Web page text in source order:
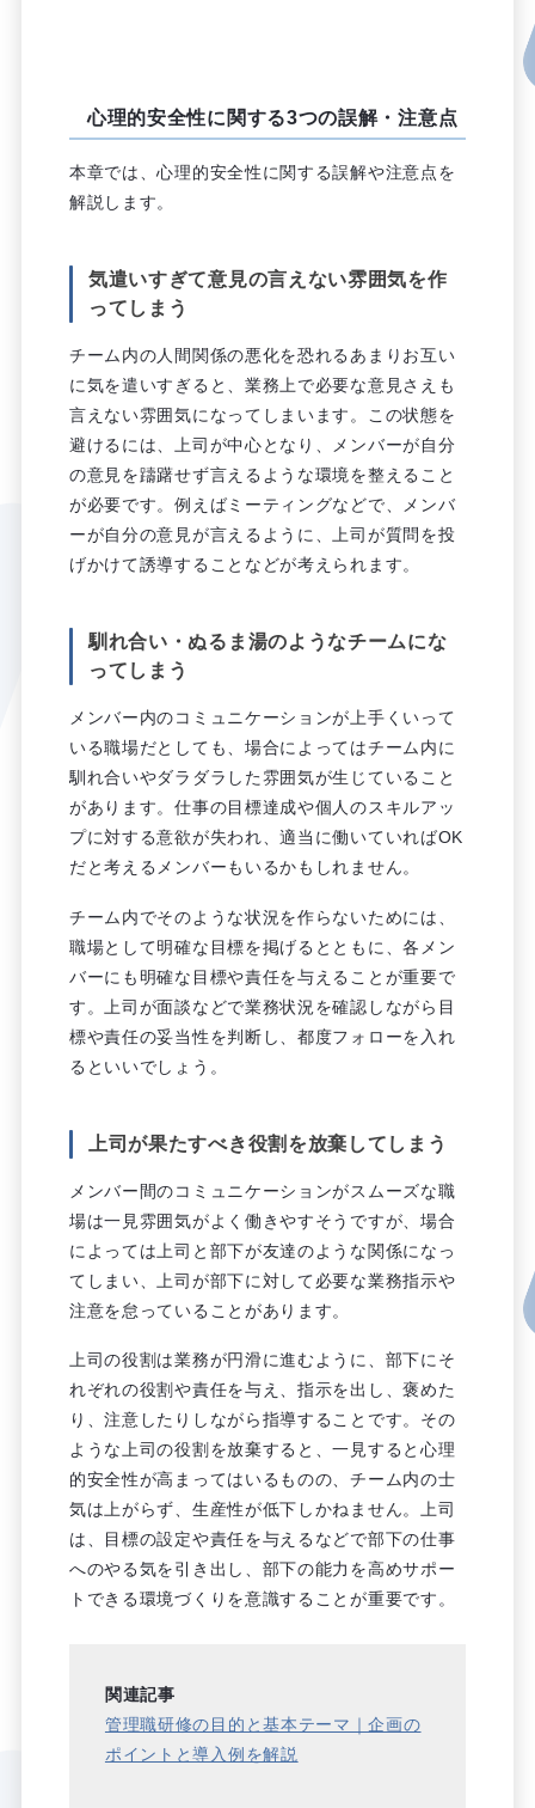
心理的安全性に関する3つの誤解・注意点
本章では、心理的安全性に関する誤解や注意点を
解説します。
気遣いすぎて意見の言えない雰囲気を作
ってしまう
チーム内の人間関係の悪化を恐れるあまりお互い
に気を遣いすぎると、業務上で必要な意見さえも
言えない雰囲気になってしまいます。この状態を
避けるには、上司が中心となり、メンバーが自分
の意見を躊躇せず言えるような環境を整えること
が必要です。例えばミーティングなどで、メンバ
ーが自分の意見が言えるように、上司が質問を投
げかけて誘導することなどが考えられます。
馴れ合い・ぬるま湯のようなチームにな
ってしまう
メンバー内のコミュニケーションが上手くいって
いる職場だとしても、場合によってはチーム内に
馴れ合いやダラダラした雰囲気が生じていること
があります。仕事の目標達成や個人のスキルアッ
プに対する意欲が失われ、適当に働いていればOK
だと考えるメンバーもいるかもしれません。
チーム内でそのような状況を作らないためには、
職場として明確な目標を掲げるとともに、各メン
バーにも明確な目標や責任を与えることが重要で
す。上司が面談などで業務状況を確認しながら目
標や責任の妥当性を判断し、都度フォローを入れ
るといいでしょう。
上司が果たすべき役割を放棄してしまう
メンバー間のコミュニケーションがスムーズな職
場は一見雰囲気がよく働きやすそうですが、場合
によっては上司と部下が友達のような関係になっ
てしまい、上司が部下に対して必要な業務指示や
注意を怠っていることがあります。
上司の役割は業務が円滑に進むように、部下にそ
れぞれの役割や責任を与え、指示を出し、褒めた
り、注意したりしながら指導することです。その
ような上司の役割を放棄すると、一見すると心理
的安全性が高まってはいるものの、チーム内の士
気は上がらず、生産性が低下しかねません。上司
は、目標の設定や責任を与えるなどで部下の仕事
へのやる気を引き出し、部下の能力を高めサポー
トできる環境づくりを意識することが重要です。
関連記事
管理職研修の目的と基本テーマ｜企画の
ポイントと導入例を解説